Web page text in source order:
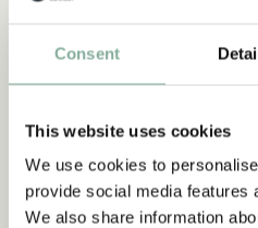
Consent
This website uses cookies
We use cookies to
provide social media features
We also share information
Lönneberga Lustig – Blau
249.00 SEK
GRÖSSE WÄHLEN
Abonnieren
Newsletter und
%
Werden Sie Abonnent